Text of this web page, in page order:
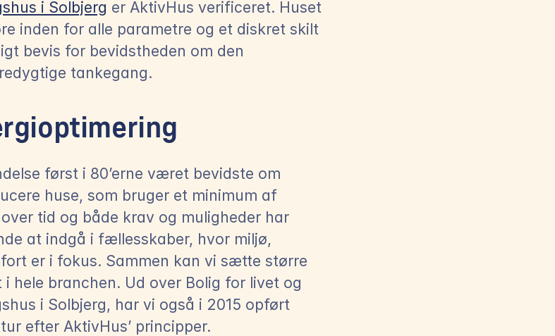
i Solbjerg er AktivHus verificeret. Huset
inden for alle parametre og et diskret skilt
bevis for bevidstheden om den
tankegang.
først i 80’erne været bevidste om
huse, som bruger et minimum af
tid og både krav og muligheder har
at indgå i fællesskaber, hvor miljø,
er i fokus. Sammen kan vi sætte større
hele branchen. Ud over Bolig for livet og
i Solbjerg, har vi også i 2015 opført
efter AktivHus’ principper.